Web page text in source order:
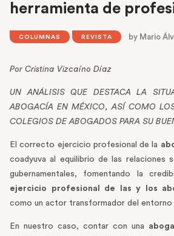
herramienta de
COLUMNAS REVISTA by Mario
Por Cristina Vizcaíno Díaz
UN ANÁLISIS QUE DESTACA LA
ABOGACÍA EN MÉXICO, ASÍ COMO
COLEGIOS DE ABOGADOS PARA SU
El correcto ejercicio profesional de la
coadyuva al equilibrio de las relaciones
gubernamentales, fomentando la
ejercicio profesional de las y los
como un actor transformador del entorno
En nuestro caso, contar con una